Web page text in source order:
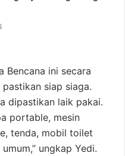
Bencana ini secara
siap siaga.
dipastikan laik pakai.
portable, mesin
tenda, mobil toilet
ungkap Yedi.